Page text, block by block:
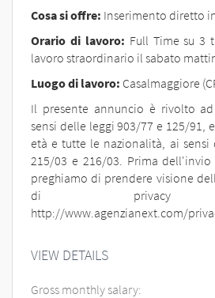
Cosa si offre: Inserimento diretto
Orario di lavoro: Full Time su 3
lavoro straordinario il sabato
Luogo di lavoro: Casalmaggiore
Il presente annuncio è rivolto
sensi delle leggi 903/77 e 125/91,
età e tutte le nazionalità, ai sensi
215/03 e 216/03. Prima
preghiamo di prendere visione
di privacy
http://www.agenzianext.com/
VIEW DETAILS
Gross monthly salary: